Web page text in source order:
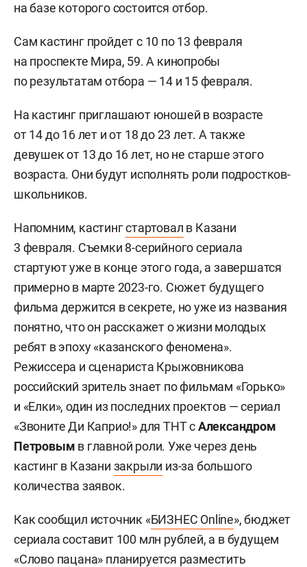
на базе которого состоится отбор.
Сам кастинг пройдет с 10 по 13 февраля
на проспекте Мира, 59. А кинопробы
по результатам отбора — 14 и 15 февраля.
На кастинг приглашают юношей в возрасте
от 14 до 16 лет и от 18 до 23 лет. А также
девушек от 13 до 16 лет, но не старше этого
возраста. Они будут исполнять роли подростков-
школьников.
Напомним, кастингстартовал в Казани
3 февраля. Съемки 8-серийного сериала
стартуют уже в конце этого года, а завершатся
примерно в марте 2023-го. Сюжет будущего
фильма держится в секрете, но уже из названия
понятно, что он расскажет о жизни молодых
ребят в эпоху «казанского феномена».
Режиссера и сценариста Крыжовникова
российский зритель знает по фильмам «Горько»
и «Елки», один из последних проектов — сериал
«Звоните Ди Каприо!» для ТНТ сАлександром
Петровым в главной роли. Уже через день
кастинг в Казани закрыли из-за большого
количества заявок.
Как сообщил источник «БИЗНЕС Online», бюджет
сериала составит 100 млн рублей, а в будущем
«Слово пацана» планируется разместить